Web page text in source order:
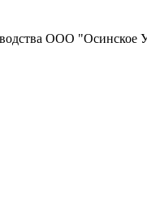
ООО "Осинское